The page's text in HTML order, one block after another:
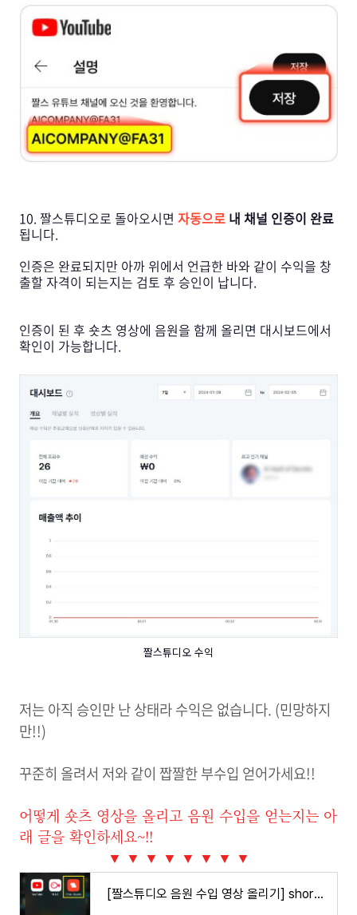
10. 짤스튜디오로 돌아오시면 자동으로 내 채널 인증이 완료
됩니다.
인증은 완료되지만 아까 위에서 언급한 바와 같이 수익을 창
출할 자격이 되는지는 검토 후 승인이 납니다.
인증이 된 후 숏츠 영상에 음원을 함께 올리면 대시보드에서
확인이 가능합니다.
짤스튜디오 수익
저는 아직 승인만 난 상태라 수익은 없습니다. (민망하지
만!!)
꾸준히 올려서 저와 같이 짭짤한 부수입 얻어가세요!!
어떻게 숏츠 영상을 올리고 음원 수입을 얻는지는 아
래 글을 확인하세요~!!
▼ ▼ ▼ ▼ ▼ ▼ ▼ ▼
[짤스튜디오 음원 수입 영상 올리기] shorts(숏츠)로 구독자 없이 수익내는 법